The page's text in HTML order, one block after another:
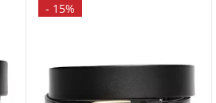
- 15%